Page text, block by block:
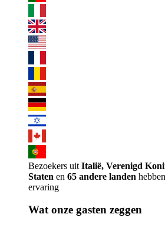
Bezoekers uit Italië, Verenigd
Staten en 65 andere landen
ervaring
Wat onze gasten zeggen